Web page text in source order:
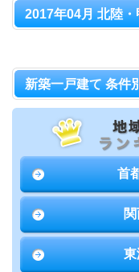
2017年04月 北陸
新築一戸建て 条件
首
東